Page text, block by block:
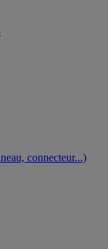
connecteur...)